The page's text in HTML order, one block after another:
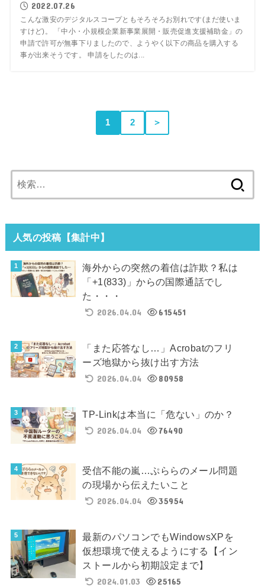
2022.07.26
こんな激安のデジタルスコープともそろそろお別れです(まだ使いま
すけど)。 「中小・小規模企業新事業展開・販売促進支援補助金」の
申請で許可が無事下りましたので、ようやく以下の商品を購入する
事が出来そうです。 申請をしたのは...
1 2 ＞
索:
人気の投稿【集計中】
海外からの突然の着信は詐欺？私は
「+1(833)」からの国際通話でし
た・・・
2026.04.04
615451
「また応答なし…」Acrobatのフリ
ーズ地獄から抜け出す方法
2026.04.04
80958
TP-Linkは本当に「危ない」のか？
2026.04.04
76490
受信不能の嵐…ぷららのメール問題
の現場から伝えたいこと
2026.04.04
35954
最新のパソコンでもWindowsXPを
仮想環境で使えるようにする【イン
ストールから初期設定まで】
2024.01.03
25165